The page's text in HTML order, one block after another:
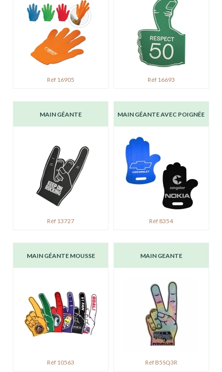
Réf 16905 Réf 16693
MAIN GÉANTE
Réf 13727
MAIN GÉANTE AVEC POIGNÉE
Réf 8354
MAIN GÉANTE MOUSSE
Réf 10563
MAIN GEANTE
Réf B5SQ3R